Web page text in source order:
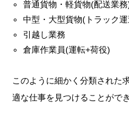
普通貨物・軽貨物(配送業務
中型・大型貨物(トラック
引越し業務
倉庫作業員(運転+荷役)
このように細かく分類された
適な仕事を見つけることがで